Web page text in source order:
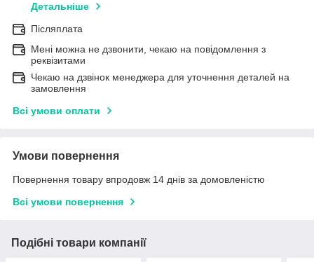
Детальніше
Післяплата
Мені можна не дзвонити, чекаю на повідомлення з
реквізитами
Чекаю на дзвінок менеджера для уточнення деталей на
замовлення
Всі умови оплати
Умови повернення
Повернення товару впродовж 14 днів за домовленістю
Всі умови повернення
Подібні товари компанії